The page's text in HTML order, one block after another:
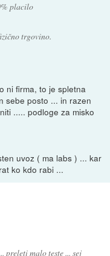
placilo
trgovino.
ni firma, to je spletna
sebe posto ... in razen
..... podloge za misko
uvoz ( ma labs ) ... kar
ko kdo rabi ...
preleti malo teste ... sej